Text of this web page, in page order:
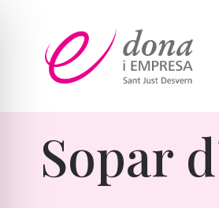
contingut
Sopar